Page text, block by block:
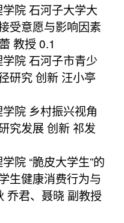
院 石河子大学大
受意愿与影响因素
教授 0.1
院 石河子市青少
研究 创新 汪小亭
院 乡村振兴视角
究发展 创新 祁发
院 “脆皮大学生”的
生健康消费行为与
乔君、聂晓 副教授